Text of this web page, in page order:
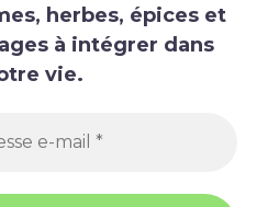
herbes, épices et
à intégrer dans
vie.